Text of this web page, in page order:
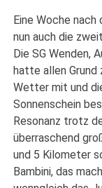
Eine Woche nach
nun auch die
Die SG Wenden,
hatte allen Grund
Wetter mit und
Sonnenschein
Resonanz trotz
überraschend
und 5 Kilometer
Bambini, das